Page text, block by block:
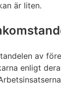
är liten.
av
enligt